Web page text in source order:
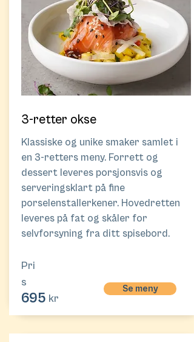
3-retter okse
Klassiske og unike smaker samlet i
en 3-retters meny. Forrett og
dessert leveres porsjonsvis og
serveringsklart på fine
porselenstallerkener. Hovedretten
leveres på fat og skåler for
selvforsyning fra ditt spisebord.
Pri
s
kr
695
Se meny